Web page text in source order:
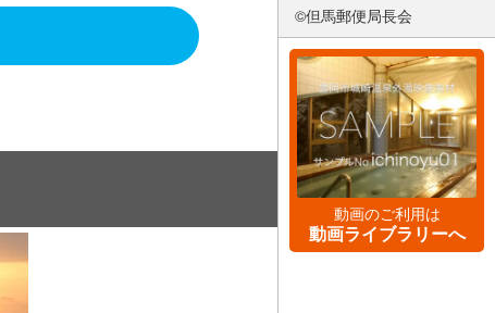
©但馬郵便局長会
動画のご利用は
動画ライブラリーへ